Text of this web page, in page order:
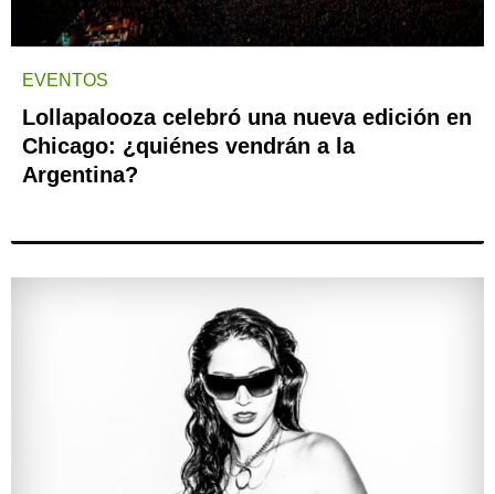
EVENTOS
Lollapalooza celebró una nueva edición en
Chicago: ¿quiénes vendrán a la
Argentina?